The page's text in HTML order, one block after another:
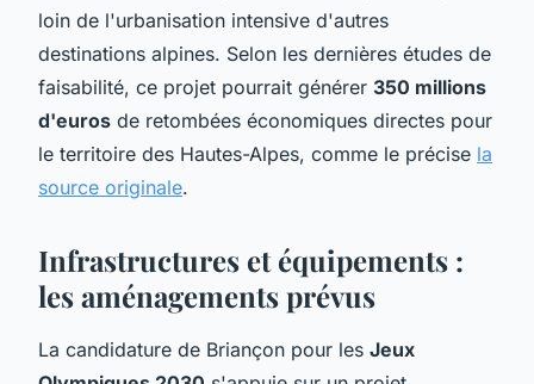
loin de l'urbanisation intensive d'autres
destinations alpines. Selon les dernières études de
faisabilité, ce projet pourrait générer 350 millions
d'euros de retombées économiques directes pour
le territoire des Hautes-Alpes, comme le précise la
source originale.
Infrastructures et équipements :
les aménagements prévus
La candidature de Briançon pour les Jeux